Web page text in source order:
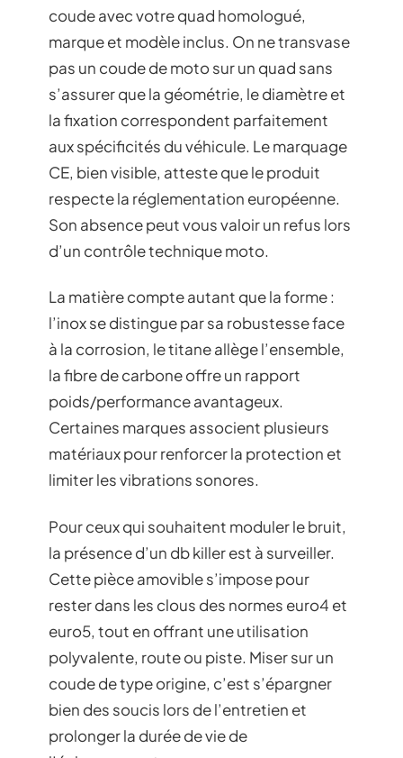
coude avec votre quad homologué,
marque et modèle inclus. On ne transvase
pas un coude de moto sur un quad sans
s’assurer que la géométrie, le diamètre et
la fixation correspondent parfaitement
aux spécificités du véhicule. Le marquage
CE, bien visible, atteste que le produit
respecte la réglementation européenne.
Son absence peut vous valoir un refus lors
d’un contrôle technique moto.
La matière compte autant que la forme :
l’inox se distingue par sa robustesse face
à la corrosion, le titane allège l’ensemble,
la fibre de carbone offre un rapport
poids/performance avantageux.
Certaines marques associent plusieurs
matériaux pour renforcer la protection et
limiter les vibrations sonores.
Pour ceux qui souhaitent moduler le bruit,
la présence d’un db killer est à surveiller.
Cette pièce amovible s’impose pour
rester dans les clous des normes euro4 et
euro5, tout en offrant une utilisation
polyvalente, route ou piste. Miser sur un
coude de type origine, c’est s’épargner
bien des soucis lors de l’entretien et
prolonger la durée de vie de